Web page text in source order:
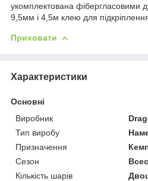
укомплектована фібергласовими
9,5мм і 4,5м клею для
Приховати
Характеристики
Основні
Виробник
Тип виробу
Призначення
Сезон
Кількість шарів